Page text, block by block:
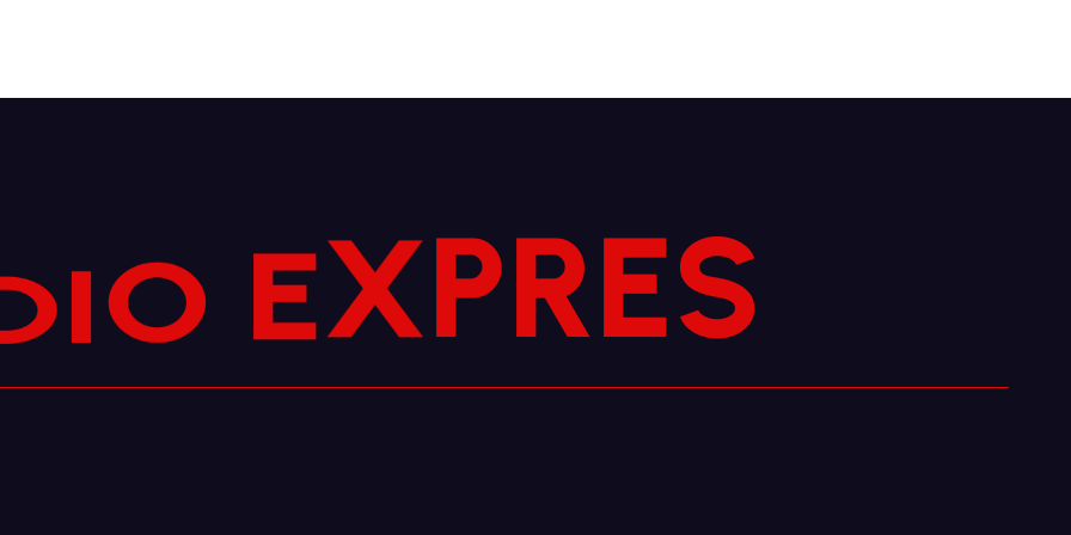
IO EXPRES